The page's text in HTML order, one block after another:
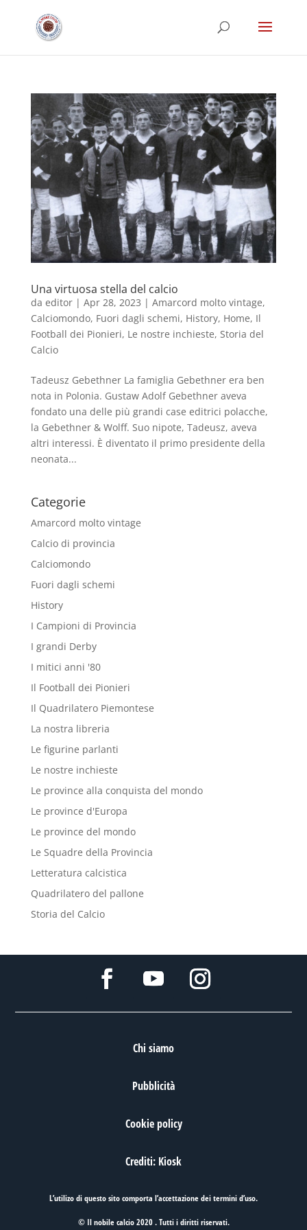
Una virtuosa stella del calcio
da editor| Apr 28, 2023 | Amarcord molto vintage,
Calciomondo, Fuori dagli schemi, History, Home, Il
Football dei Pionieri, Le nostre inchieste, Storia del
Calcio
Tadeusz Gebethner La famiglia Gebethner era ben
nota in Polonia. Gustaw Adolf Gebethner aveva
fondato una delle più grandi case editrici polacche,
la Gebethner & Wolff. Suo nipote, Tadeusz, aveva
altri interessi. È diventato il primo presidente della
neonata...
Categorie
Amarcord molto vintage
Calcio di provincia
Calciomondo
Fuori dagli schemi
History
I Campioni di Provincia
I grandi Derby
I mitici anni '80
Il Football dei Pionieri
Il Quadrilatero Piemontese
La nostra libreria
Le figurine parlanti
Le nostre inchieste
Le province alla conquista del mondo
Le province d'Europa
Le province del mondo
Le Squadre della Provincia
Letteratura calcistica
Quadrilatero del pallone
Storia del Calcio
Chi siamo
Pubblicità
Cookie policy
Crediti: Kiosk
L’utilizo di questo sito comporta l’accettazione deitermini d’uso.
© Il nobile calcio 2020 . Tutti i diritti riservati.